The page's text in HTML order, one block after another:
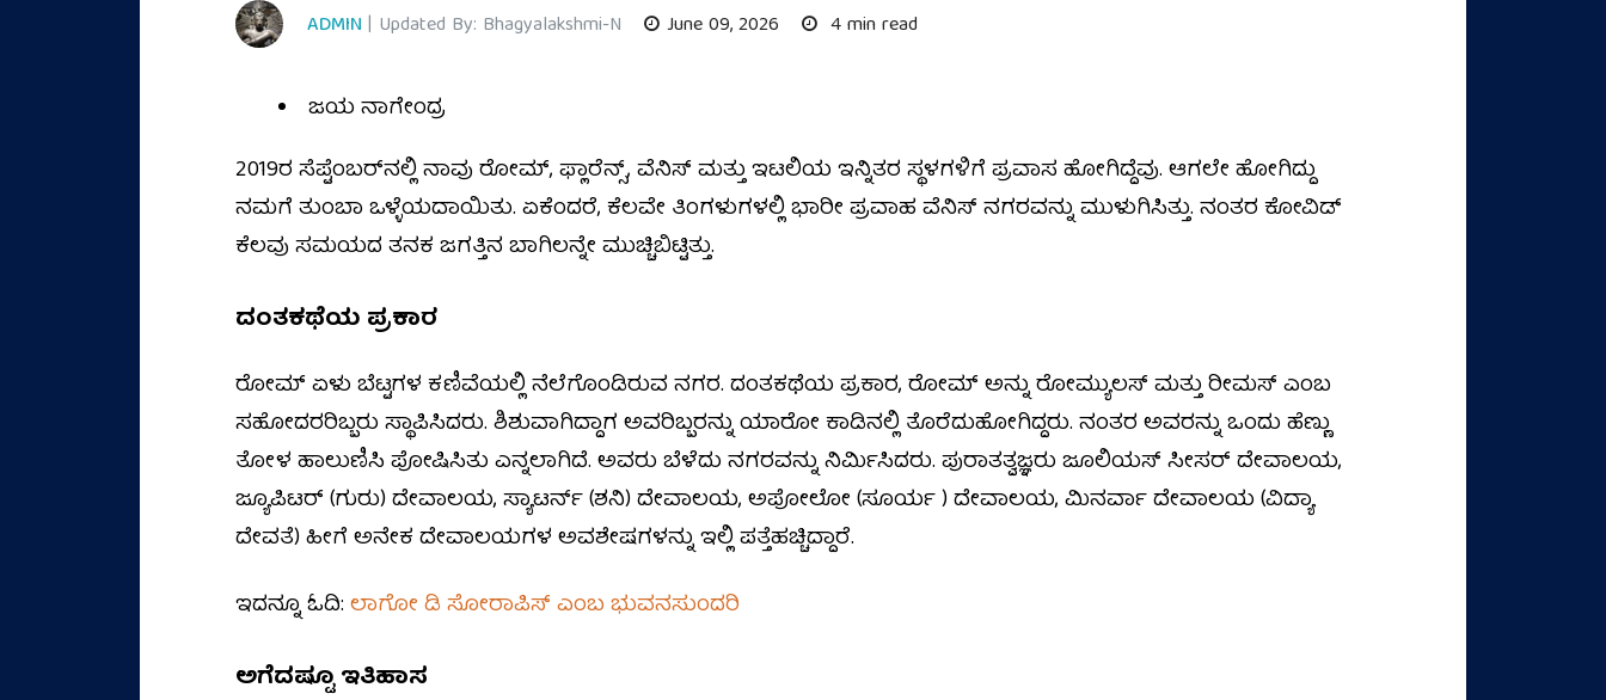
ADMIN | Updated By: Bhagyalakshmi-N June 09, 2026 4 min read
ಜಯ ನಾಗೇಂದ್ರ
2019ರ ಸೆಪ್ಟೆಂಬರ್‌ನಲ್ಲಿ ನಾವು ರೋಮ್, ಫ್ಲಾರೆನ್ಸ್, ವೆನಿಸ್ ಮತ್ತು ಇಟಲಿಯ ಇನ್ನಿತರ ಸ್ಥಳಗಳಿಗೆ ಪ್ರವಾಸ ಹೋಗಿದ್ದೆವು. ಆಗಲೇ ಹೋಗಿದ್ದು
ನಮಗೆ ತುಂಬಾ ಒಳ್ಳೆಯದಾಯಿತು. ಏಕೆಂದರೆ, ಕೆಲವೇ ತಿಂಗಳುಗಳಲ್ಲಿ ಭಾರೀ ಪ್ರವಾಹ ವೆನಿಸ್ ನಗರವನ್ನು ಮುಳುಗಿಸಿತ್ತು. ನಂತರ ಕೋವಿಡ್‌
ಕೆಲವು ಸಮಯದ ತನಕ ಜಗತ್ತಿನ ಬಾಗಿಲನ್ನೇ ಮುಚ್ಚಿಬಿಟ್ಟಿತ್ತು.
ದಂತಕಥೆಯ ಪ್ರಕಾರ
ರೋಮ್ ಏಳು ಬೆಟ್ಟಗಳ ಕಣಿವೆಯಲ್ಲಿ ನೆಲೆಗೊಂಡಿರುವ ನಗರ. ದಂತಕಥೆಯ ಪ್ರಕಾರ, ರೋಮ್ ಅನ್ನು ರೋಮ್ಯುಲಸ್ ಮತ್ತು ರೀಮಸ್ ಎಂಬ
ಸಹೋದರರಿಬ್ಬರು ಸ್ಥಾಪಿಸಿದರು. ಶಿಶುವಾಗಿದ್ದಾಗ ಅವರಿಬ್ಬರನ್ನು ಯಾರೋ ಕಾಡಿನಲ್ಲಿ ತೊರೆದುಹೋಗಿದ್ದರು. ನಂತರ ಅವರನ್ನು ಒಂದು ಹೆಣ್ಣು
ತೋಳ ಹಾಲುಣಿಸಿ ಪೋಷಿಸಿತು ಎನ್ನಲಾಗಿದೆ. ಅವರು ಬೆಳೆದು ನಗರವನ್ನು ನಿರ್ಮಿಸಿದರು. ಪುರಾತತ್ವಜ್ಞರು ಜೂಲಿಯಸ್ ಸೀಸರ್ ದೇವಾಲಯ,
ಜ್ಯೂಪಿಟರ್ (ಗುರು) ದೇವಾಲಯ, ಸ್ಯಾಟರ್ನ್ (ಶನಿ) ದೇವಾಲಯ, ಅಪೋಲೋ (ಸೂರ್ಯ ) ದೇವಾಲಯ, ಮಿನರ್ವಾ ದೇವಾಲಯ (ವಿದ್ಯಾ
ದೇವತೆ) ಹೀಗೆ ಅನೇಕ ದೇವಾಲಯಗಳ ಅವಶೇಷಗಳನ್ನು ಇಲ್ಲಿ ಪತ್ತೆಹಚ್ಚಿದ್ದಾರೆ.
ಇದನ್ನೂ ಓದಿ:ಲಾಗೋ ಡಿ ಸೋರಾಪಿಸ್ ಎಂಬ ಭುವನಸುಂದರಿ
ಅಗೆದಷ್ಟೂ ಇತಿಹಾಸ